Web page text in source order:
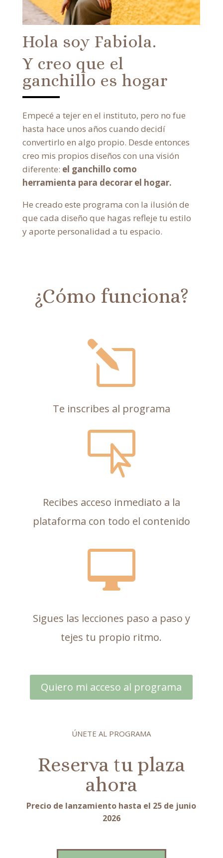
Hola soy Fabiola.
Y creo que el
ganchillo es hogar
Empecé a tejer en el instituto, pero no fue
hasta hace unos años cuando decidí
convertirlo en algo propio. Desde entonces
creo mis propios diseños con una visión
diferente: el ganchillo como
herramienta para decorar el hogar.
He creado este programa con la ilusión de
que cada diseño que hagas refleje tu estilo
y aporte personalidad a tu espacio.
¿Cómo funciona?
l
Te inscribes al programa

Recibes acceso inmediato a la
plataforma con todo el contenido

Sigues las lecciones paso a paso y
tejes tu propio ritmo.
Quiero mi acceso al programa
ÚNETE AL PROGRAMA
Reserva tu plaza
ahora
Precio de lanzamiento hasta el 25 de junio
2026